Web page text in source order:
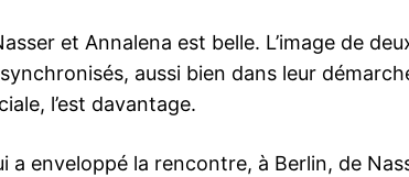
et Annalena est belle. L’image de
aussi bien dans leur
l’est davantage.
a enveloppé la rencontre, à Berlin, de